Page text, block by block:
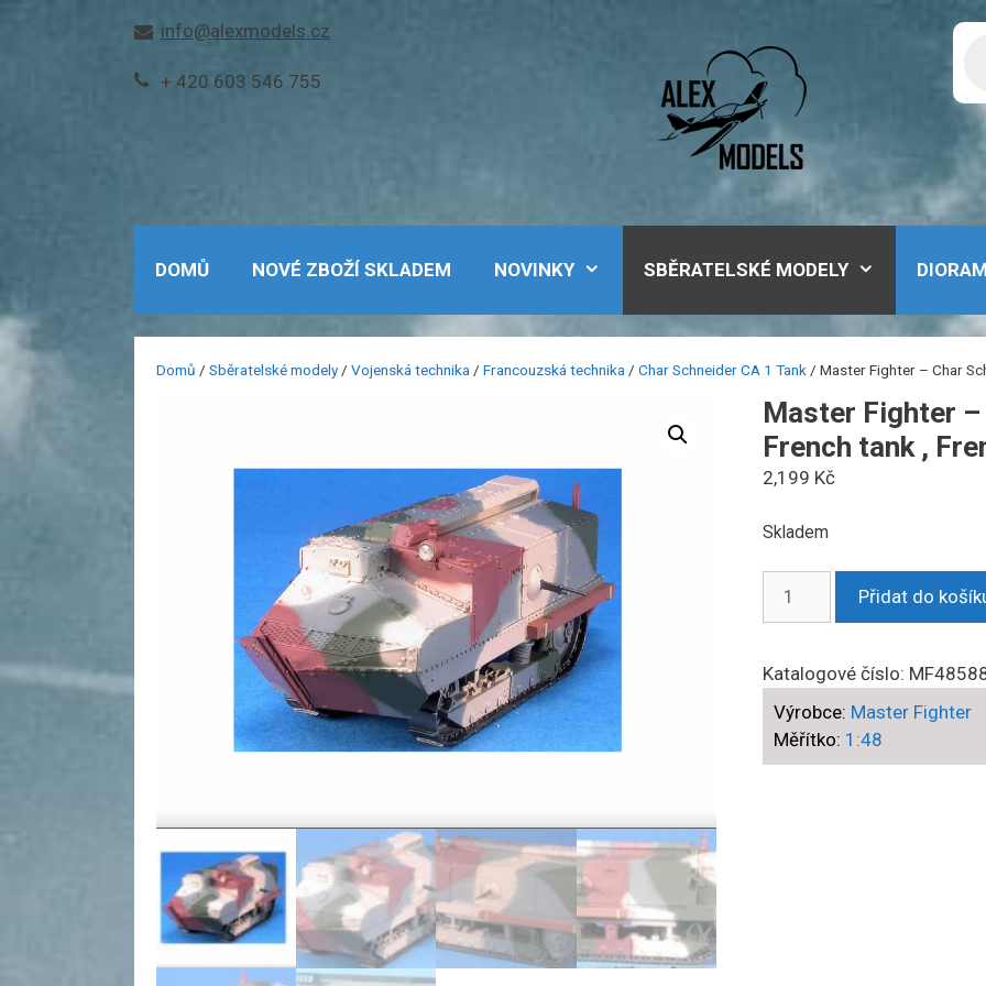
info@alexmodels.cz
+ 420 603 546 755
DOMŮ NOVÉ ZBOŽÍ SKLADEM NOVINKY SBĚRATELSKÉ MODELY
Domů / Sběratelské modely / Vojenská technika / Francouzská technika / Char Schneider CA 1 Tank / Master Fighter – Char
Master Fighter –
French tank ,
2,199 Kč
Skladem
Fighter
Char
Schneider
CA1
French
Přidat do
Katalogové číslo:
Výrobce: Master Fighter
Měřítko: 1:48